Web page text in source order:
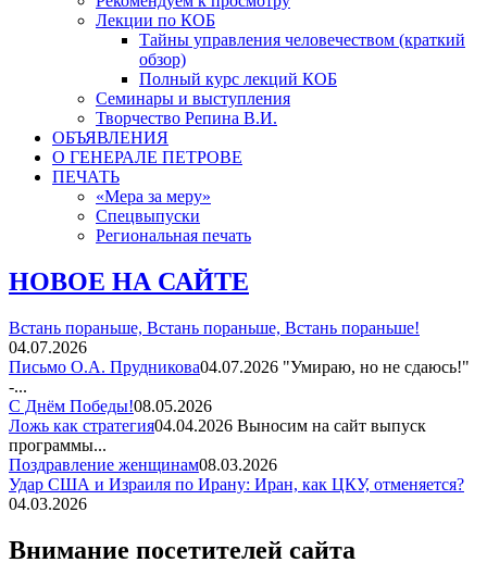
Лекции по КОБ
Тайны управления человечеством (краткий
обзор)
Полный курс лекций КОБ
Семинары и выступления
Творчество Репина В.И.
ОБЪЯВЛЕНИЯ
О ГЕНЕРАЛЕ ПЕТРОВЕ
ПЕЧАТЬ
«Мера за меру»
Спецвыпуски
Региональная печать
НОВОЕ НА САЙТЕ
Встань пораньше, Встань пораньше, Встань пораньше!
04.07.2026
Письмо О.А. Прудникова04.07.2026 "Умираю, но не сдаюсь!"
-...
С Днём Победы!08.05.2026
Ложь как стратегия04.04.2026 Выносим на сайт выпуск
программы...
Поздравление женщинам08.03.2026
Удар США и Израиля по Ирану: Иран, как ЦКУ, отменяется?
04.03.2026
Внимание посетителей сайта